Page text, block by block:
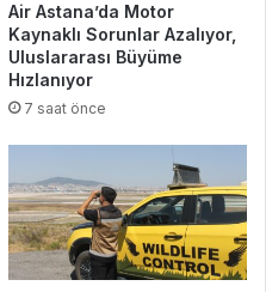
Air Astana’da Motor
Kaynaklı Sorunlar Azalıyor,
Uluslararası Büyüme
Hızlanıyor
7 saat önce